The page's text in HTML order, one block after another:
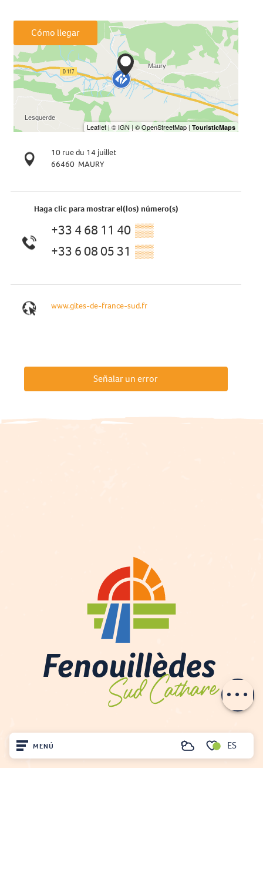
MENÚ
Voir les favoris
Buscar ES
Aperturas
Contactar por
e-mail
Cómo llegar
10 rue du 14 juillet
66460 MAURY
Haga clic para mostrar el(los) número(s)
+33 4 68 11 40 ▒▒
+33 6 08 05 31 ▒▒
www.gites-de-france-sud.fr
Señalar un error